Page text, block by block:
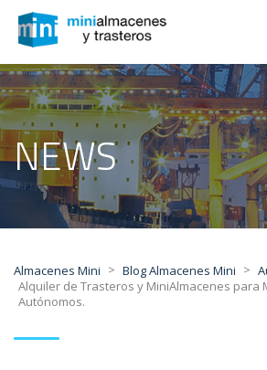
NEWS
Almacenes Mini > Blog Almacenes Mini >
Alquiler de Trasteros y MiniAlmacenes para
Autónomos.